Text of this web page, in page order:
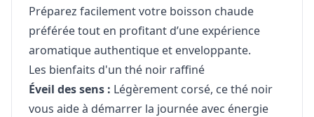
Préparez facilement votre boisson chaude
préférée tout en profitant d’une expérience
aromatique authentique et enveloppante.
Les bienfaits d'un thé noir raffiné
Éveil des sens : Légèrement corsé, ce thé noir
vous aide à démarrer la journée avec énergie